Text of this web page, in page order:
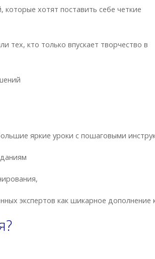
хотят поставить себе четкие
кто только впускает творчество в
яркие уроки с пошаговыми
экспертов как шикарное дополнение